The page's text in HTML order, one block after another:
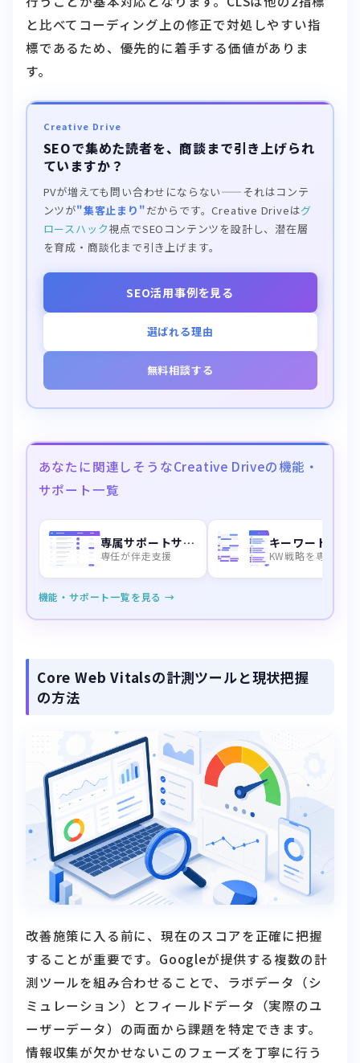
標であるため、優先的に着手する価値がありま
す。
ていますか？
PVが増えても問い合わせにならない——それはコンテ
ンツが"集客止まり"
ロースハック視点でSEOコンテンツを設計し、潜在層
を育成・商談化まで引き上げます。
SEO活用事例を見る
選ばれる理由
無料相談する
専任が伴走支援
機能・サポート一覧を見る →
改善施策に入る前に、現在のスコアを正確に把握
測ツールを組み合わせることで、ラボデータ（シ
ミュレーション）とフィールドデータ（実際のユ
ーザーデータ）の両面から課題を特定できます。
情報収集が欠かせないこのフェーズを丁寧に行う
ことが、的外れな施策を避ける鍵になります。